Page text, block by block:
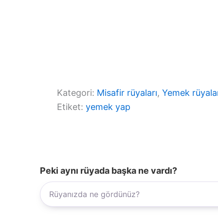
Kategori: Misafir rüyaları, Yemek
Etiket: yemek yap
Peki aynı rüyada başka ne vardı?